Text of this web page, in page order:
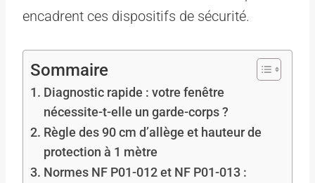
encadrent ces dispositifs de sécurité.
Sommaire
Diagnostic rapide : votre fenêtre
nécessite-t-elle un garde-corps ?
Règle des 90 cm d’allège et hauteur de
protection à 1 mètre
Normes NF P01-012 et NF P01-013 :